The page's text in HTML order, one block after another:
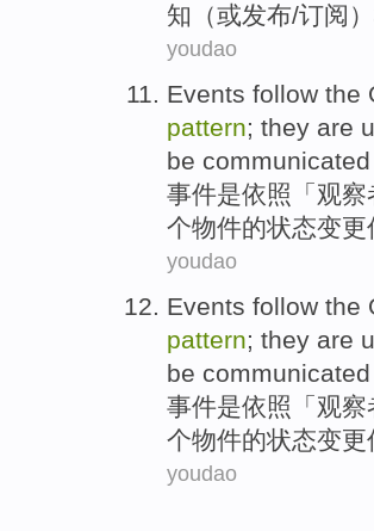
知 （或发布/订阅
youdao
Events follow the
pattern; they are
be communicated
事件是依照 「观察
个物件的状态变更
youdao
Events follow the
pattern; they are
be communicated
事件是依照 「观察
个物件的状态变更
youdao